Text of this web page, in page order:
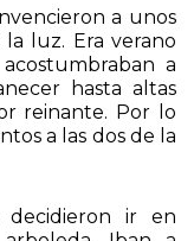
a unos
luz. Era verano
a
hasta altas
reinante. Por lo
a las dos de la